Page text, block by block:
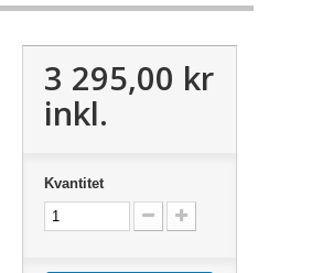
3 295,00 kr
inkl.
Kvantitet